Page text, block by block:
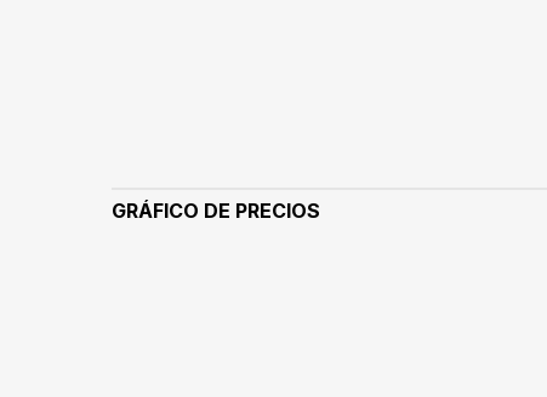
GRÁFICO DE PRECIOS